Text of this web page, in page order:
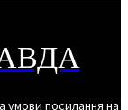
умови посилання на